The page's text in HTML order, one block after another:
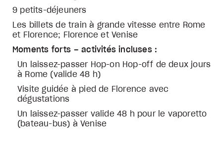
9 petits-déjeuners
Les billets de train à grande vitesse entre Rome
et Florence; Florence et Venise
Moments forts – activités incluses :
Un laissez-passer Hop-on Hop-off de deux jours
à Rome (valide 48 h)
Visite guidée à pied de Florence avec
dégustations
Un laissez-passer valide 48 h pour le vaporetto
(bateau-bus) à Venise